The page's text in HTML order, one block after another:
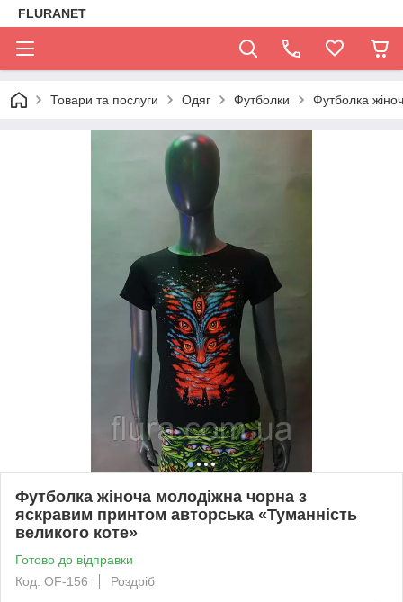
FLURANET
Товари та послуги Одяг Футболки Футболка
Футболка жіноча молодіжна чорна з
яскравим принтом авторська «Туманність
великого коте»
Готово до відправки
Код: OF-156
Роздріб